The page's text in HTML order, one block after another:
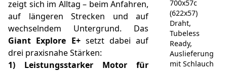
zeigt sich im Alltag – beim Anfahren,
auf längeren Strecken und auf
wechselndem Untergrund. Das
Giant Explore E+setzt dabei auf
drei praxisnahe Stärken:
1) Leistungsstarker Motor für
700x57c
(622x57)
Draht,
Tubeless
Ready,
Auslieferung
mit Schlauch